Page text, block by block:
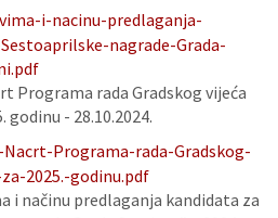
i-nacinu-predlaganja-
nagrade-Grada-
Programa rada Gradskog vijeća
godinu - 28.10.2024.
Programa-rada-Gradskog-
2025.-godinu.pdf
i načinu predlaganja kandidata za